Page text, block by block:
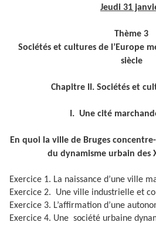
Jeudi 31
Thème 3
Sociétés et cultures de l’Europe
siècle
Chapitre II . Sociétés et
I. Une cité
En quoi la ville de Bruges
du dynamisme urbain des
Exercice 1. La naissance d’une ville
Exercice 2. Une ville industrielle et
Exercice 3. L’affirmation d’une
Exercice 4. Une société urbaine